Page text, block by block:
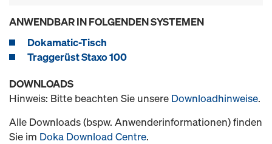
ANWENDBAR IN FOLGENDEN SYSTEMEN
Dokamatic-Tisch
Traggerüst Staxo 100
DOWNLOADS
Hinweis: Bitte beachten Sie unsere Downloadhinweise.
Alle Downloads (bspw. Anwenderinformationen) finden
Sie im Doka Download Centre.